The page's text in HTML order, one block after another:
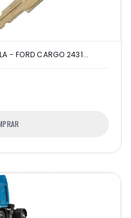
- FORD CARGO 2431...